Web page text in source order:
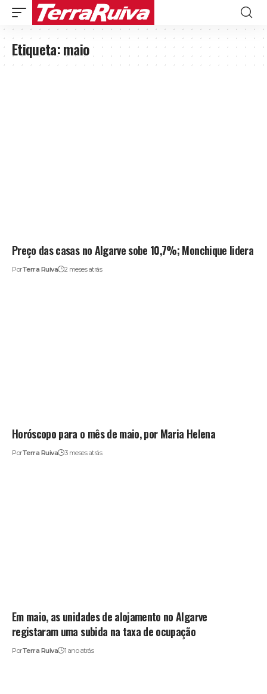
Etiqueta:maio
Preço das casas no Algarve sobe 10,7%; Monchique lidera
PorTerra Ruiva 2 meses atrás
Horóscopo para o mês de maio, por Maria Helena
PorTerra Ruiva 3 meses atrás
Em maio, as unidades de alojamento no Algarve
registaram uma subida na taxa de ocupação
PorTerra Ruiva 1 ano atrás